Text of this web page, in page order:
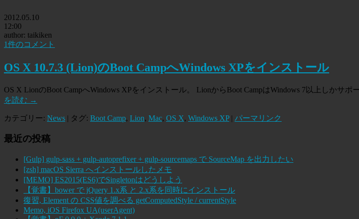
2012.05.10
12:00
author: taikiken
1件のコメント
OS X 10.7.3 (Lion)のBoot CampへWindows XPをインストール
OS X LionのBoot CampへWindows XPをインストール。 LionからBoot CampはWindows 7以上しか
を読む →
カテゴリー: News | タグ: Boot Camp, Lion, Mac, OS X, Windows XP| パーマリンク
最近の投稿
[Gulp] gulp-sass + gulp-autoprefixer + gulp-sourcemaps で SourceMap を出力したい
[zsh] macOS Sierra へインストールしたメモ
[MEMO] ES2015(ES6)でSingletonはどうしよう
【覚書】bower で jQuery 1.x系 と 2.x系を同時にインストール
復習, Element の CSS値を調べる getComputedStyle / currentStyle
Memo, iOS Firefox UA(userAgent)